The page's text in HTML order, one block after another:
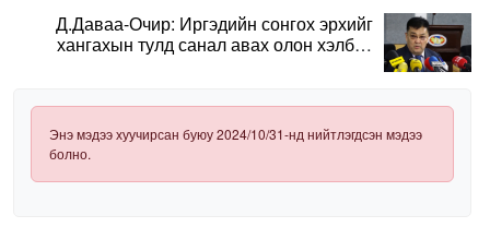
Д.Даваа-Очир: Иргэдийн сонгох эрхийг
хангахын тулд санал авах олон хэлбэр
Энэ мэдээ хуучирсан буюу 2024/10/31-нд нийтлэгдсэн мэдээ
болно.